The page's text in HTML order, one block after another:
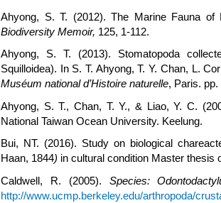
Ahyong, S. T. (2012). The Marine Fauna of
Biodiversity Memoir, 125, 1-112.
Ahyong, S. T. (2013). Stomatopoda
Squilloidea). In S. T. Ahyong, T. Y. Chan, L.
Muséum national d’Histoire naturelle, Paris. pp.
Ahyong, S. T., Chan, T. Y., & Liao, Y. C.
National Taiwan Ocean University. Keelung.
Bui, NT. (2016). Study on biological
Haan, 1844) in cultural condition Master thesis
Caldwell, R. (2005). Species:
http://www.ucmp.berkeley.edu/arthropoda/